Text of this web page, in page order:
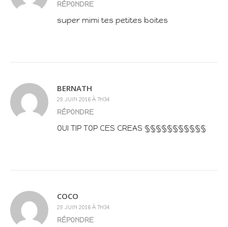
RÉPONDRE
super mimi tes petites boites
BERNATH
29 JUIN 2016 À 7H34
RÉPONDRE
OUI TIP TOP CES CREAS §§§§§§§§§§§
COCO
29 JUIN 2016 À 7H34
RÉPONDRE